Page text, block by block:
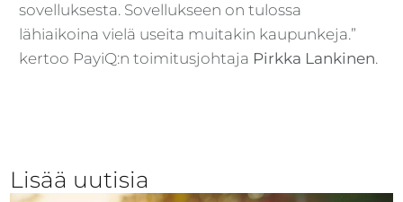
sovelluksesta. Sovellukseen on tulossa
lähiaikoina vielä useita muitakin kaupunkeja.”
kertoo PayiQ:n toimitusjohtaja Pirkka Lankinen.
Lisää uutisia